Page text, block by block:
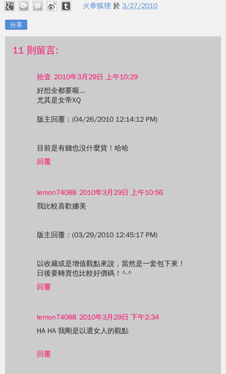
火拳狐狸 於 3/27/2010
分享
11 則留言:
拾壹 2010年3月29日 上午10:29
好想全都要喔...
尤其是女帝XQ
版主回覆：(04/26/2010 12:14:12 PM)
目前是有錢也沒什麼貨！哈哈
回覆
lemon74088 2010年3月29日 上午10:56
我比較喜歡娜美
版主回覆：(03/29/2010 12:45:17 PM)
以收藏或是增值觀點來說，當然是一套包下來！
日後要轉賣也比較好價碼！^-^
回覆
lemon74088 2010年3月29日 下午2:34
HA HA 我剛是以選女人的觀點
回覆